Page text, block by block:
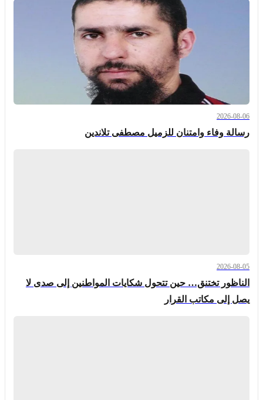
2026-08-06
رسالة وفاء وامتنان للزميل مصطفى تلاندين
2026-08-05
الناظور تختنق… حين تتحول شكايات المواطنين إلى صدى لا
يصل إلى مكاتب القرار